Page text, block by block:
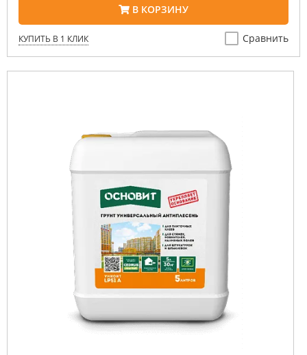
В КОРЗИНУ
КУПИТЬ В 1 КЛИК Сравнить